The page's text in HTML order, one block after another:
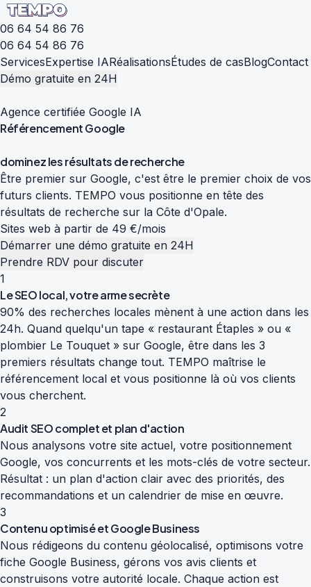
06 64 54 86 76
06 64 54 86 76
ServicesExpertise IARéalisationsÉtudes de casBlogContact
Démo gratuite en 24H
Agence certifiée Google IA
RéférencementGoogle
dominezlesrésultatsderecherche
Être premier sur Google, c'est être le premier choix de vos
futurs clients. TEMPO vous positionne en tête des
résultats de recherche sur la Côte d'Opale.
Sites web à partir de 49 €/mois
Démarrer une démo gratuite en 24H
Prendre RDV pour discuter
1
Le SEO local, votre arme secrète
90% des recherches locales mènent à une action dans les
24h. Quand quelqu'un tape « restaurant Étaples » ou «
plombier Le Touquet » sur Google, être dans les 3
premiers résultats change tout. TEMPO maîtrise le
référencement local et vous positionne là où vos clients
vous cherchent.
2
Audit SEO complet et plan d'action
Nous analysons votre site actuel, votre positionnement
Google, vos concurrents et les mots-clés de votre secteur.
Résultat : un plan d'action clair avec des priorités, des
recommandations et un calendrier de mise en œuvre.
3
Contenu optimisé et Google Business
Nous rédigeons du contenu géolocalisé, optimisons votre
fiche Google Business, gérons vos avis clients et
construisons votre autorité locale. Chaque action est